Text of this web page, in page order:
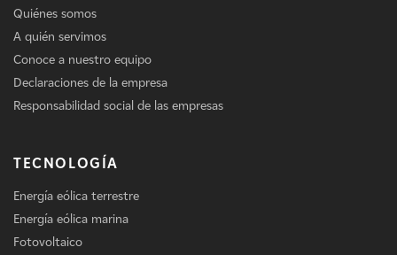
Quiénes somos
A quién servimos
Conoce a nuestro equipo
Declaraciones de la empresa
Responsabilidad social de las empresas
TECNOLOGÍA
Energía eólica terrestre
Energía eólica marina
Fotovoltaico